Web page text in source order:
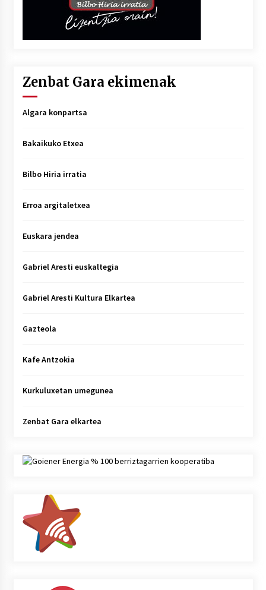
Zenbat Gara ekimenak
Algara konpartsa
Bakaikuko Etxea
Bilbo Hiria irratia
Erroa argitaletxea
Euskara jendea
Gabriel Aresti euskaltegia
Gabriel Aresti Kultura Elkartea
Gazteola
Kafe Antzokia
Kurkuluxetan umegunea
Zenbat Gara elkartea